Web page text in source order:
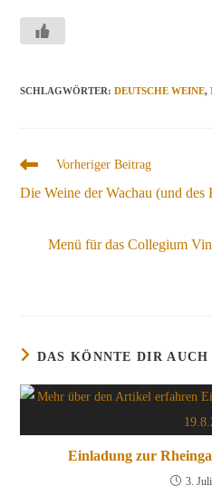
SCHLAGWÖRTER:DEUTSCHE WEINE,
Weitere
ansehen
Vorheriger Beitrag
Die Weine der Wachau (und
Menü für das Collegium
DAS KÖNNTE DIR
Einladung zur
3.